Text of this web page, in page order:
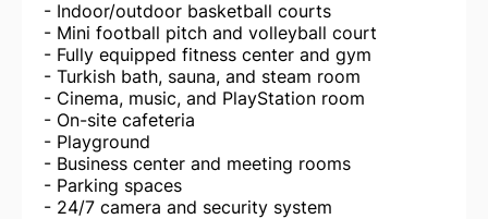
- Indoor/outdoor basketball courts
- Mini football pitch and volleyball court
- Fully equipped fitness center and gym
- Turkish bath, sauna, and steam room
- Cinema, music, and PlayStation room
- On-site cafeteria
- Playground
- Business center and meeting rooms
- Parking spaces
- 24/7 camera and security system